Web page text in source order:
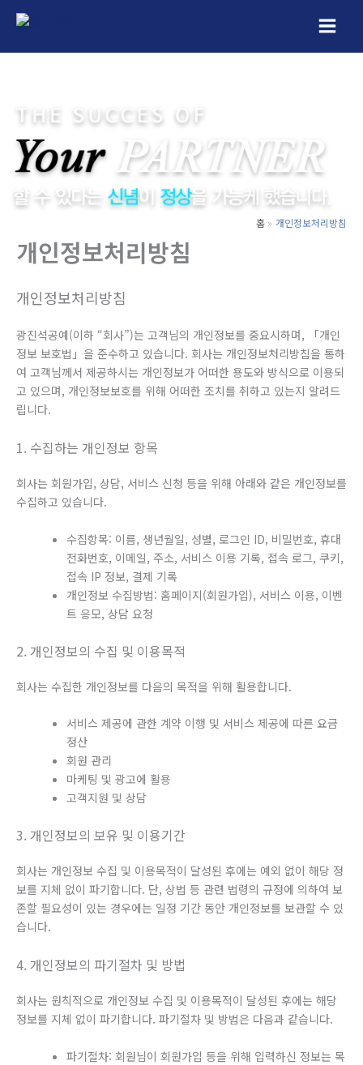
츠
홈 개인정보처리방침
개인정보처리방침
개인정보처리방침
광진석공예(이하 “회사”)는 고객님의 개인정보를 중요시하며, 「개인
정보 보호법」을 준수하고 있습니다. 회사는 개인정보처리방침을 통하
여 고객님께서 제공하시는 개인정보가 어떠한 용도와 방식으로 이용되
고 있으며, 개인정보보호를 위해 어떠한 조치를 취하고 있는지 알려드
립니다.
1. 수집하는 개인정보 항목
회사는 회원가입, 상담, 서비스 신청 등을 위해 아래와 같은 개인정보를
수집하고 있습니다.
수집항목: 이름, 생년월일, 성별, 로그인 ID, 비밀번호, 휴대
전화번호, 이메일, 주소, 서비스 이용 기록, 접속 로그, 쿠키,
접속 IP 정보, 결제 기록
개인정보 수집방법: 홈페이지(회원가입), 서비스 이용, 이벤
트 응모, 상담 요청
2. 개인정보의 수집 및 이용목적
회사는 수집한 개인정보를 다음의 목적을 위해 활용합니다.
서비스 제공에 관한 계약 이행 및 서비스 제공에 따른 요금
정산
회원 관리
마케팅 및 광고에 활용
고객지원 및 상담
3. 개인정보의 보유 및 이용기간
회사는 개인정보 수집 및 이용목적이 달성된 후에는 예외 없이 해당 정
보를 지체 없이 파기합니다. 단, 상법 등 관련 법령의 규정에 의하여 보
존할 필요성이 있는 경우에는 일정 기간 동안 개인정보를 보관할 수 있
습니다.
4. 개인정보의 파기절차 및 방법
회사는 원칙적으로 개인정보 수집 및 이용목적이 달성된 후에는 해당
정보를 지체 없이 파기합니다. 파기절차 및 방법은 다음과 같습니다.
파기절차: 회원님이 회원가입 등을 위해 입력하신 정보는 목